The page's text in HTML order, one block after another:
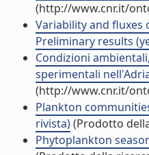
(http://www.cnr.it/
Variability and fluxes
Preliminary results
Condizioni
sperimentali
(http://www.cnr.it/
Plankton
rivista)(Prodotto
Phytoplankton